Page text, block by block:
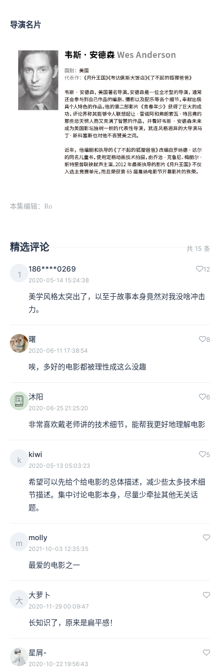
导演名片
本集编辑：Ro
精选评论 共 15 条
1
186****0269 12
2020-05-14 15:24:38
美学风格太突出了，以至于故事本身竟然对我没啥冲击
力。
曙 8
2020-06-11 17:38:54
唉，多好的电影都被理性成这么没趣
沐阳 6
2020-06-25 21:25:20
非常喜欢戴老师讲的技术细节，能帮我更好地理解电影
k
kiwi 5
2020-05-13 05:03:23
希望可以先给个给电影的总体描述，减少些太多技术细
节描述。集中讨论电影本身，尽量少牵扯其他无关话
题。
m
molly
2021-10-03 12:35:35
最爱的电影之一
大
大萝卜
2020-11-29 00:09:47
长知识了，原来是扁平感！
星屑-
2020-10-22 19:56:43